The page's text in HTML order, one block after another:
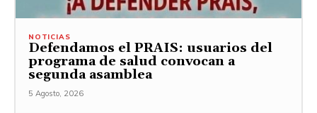
NOTICIAS
Defendamos el PRAIS: usuarios del
programa de salud convocan a
segunda asamblea
5 Agosto, 2026